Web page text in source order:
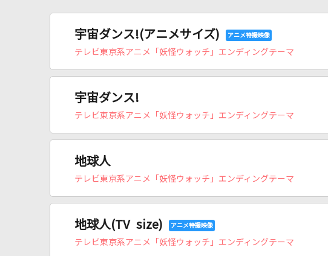
宇宙ダンス!(アニメサイズ)
テレビ東京系アニメ「妖怪ウォッチ」エンディングテーマ
宇宙ダンス!
テレビ東京系アニメ「妖怪ウォッチ」エンディングテーマ
地球人
テレビ東京系アニメ「妖怪ウォッチ」エンディングテーマ
地球人(TV size)
テレビ東京系アニメ「妖怪ウォッチ」エンディングテーマ